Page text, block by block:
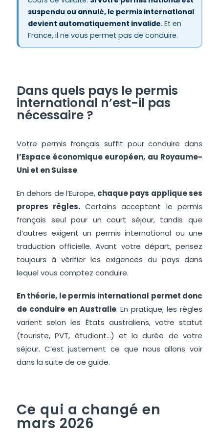
suspendu ou annulé, le permis international
devient automatiquement invalide. Et en
France, il ne vous permet pas de conduire.
Dans quels pays le permis
international n’est-il pas
nécessaire ?
Votre permis français suffit pour conduire dans
l’Espace économique européen, au Royaume-
Uni et en Suisse.
En dehors de l’Europe, chaque pays applique ses
propres règles. Certains acceptent le permis
français seul pour un court séjour, tandis que
d’autres exigent un permis international ou une
traduction officielle. Avant votre départ, pensez
toujours à vérifier les exigences du pays dans
lequel vous comptez conduire.
En théorie, le permis international permet donc
de conduire en Australie. En pratique, les règles
varient selon les États australiens, votre statut
(touriste, PVT, étudiant…) et la durée de votre
séjour. C’est justement ce que nous allons voir
dans la suite de ce guide.
Ce qui a changé en
mars 2026